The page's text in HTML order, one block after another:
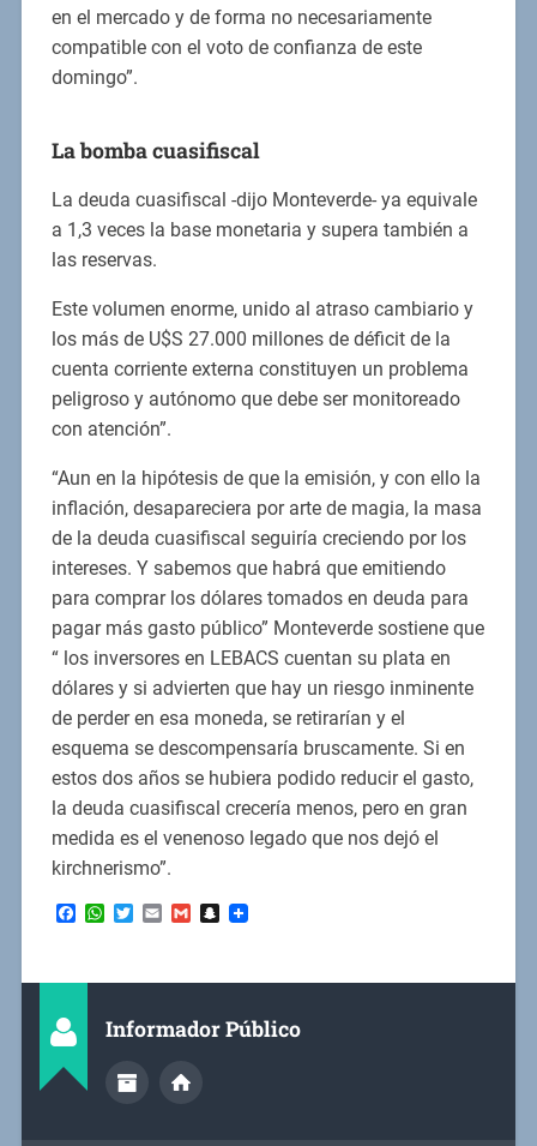
en el mercado y de forma no necesariamente
compatible con el voto de confianza de este
domingo”.
La bomba cuasifiscal
La deuda cuasifiscal -dijo Monteverde- ya equivale
a 1,3 veces la base monetaria y supera también a
las reservas.
Este volumen enorme, unido al atraso cambiario y
los más de U$S 27.000 millones de déficit de la
cuenta corriente externa constituyen un problema
peligroso y autónomo que debe ser monitoreado
con atención”.
“Aun en la hipótesis de que la emisión, y con ello la
inflación, desapareciera por arte de magia, la masa
de la deuda cuasifiscal seguiría creciendo por los
intereses. Y sabemos que habrá que emitiendo
para comprar los dólares tomados en deuda para
pagar más gasto público” Monteverde sostiene que
“ los inversores en LEBACS cuentan su plata en
dólares y si advierten que hay un riesgo inminente
de perder en esa moneda, se retirarían y el
esquema se descompensaría bruscamente. Si en
estos dos años se hubiera podido reducir el gasto,
la deuda cuasifiscal crecería menos, pero en gran
medida es el venenoso legado que nos dejó el
kirchnerismo”.
Facebook
WhatsApp
Twitter
EmailGmailSnapchat
Informador Público